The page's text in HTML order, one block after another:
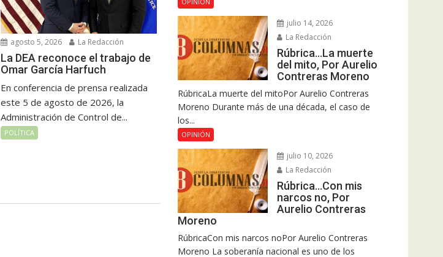
agosto 5, 2026 La Redacción
La DEA reconoce el trabajo de
Omar García Harfuch
En conferencia de prensa realizada
este 5 de agosto de 2026, la
Administración de Control de...
POLÍTICA
julio 14, 2026
La Redacción
Rúbrica…La muerte
del mito, Por Aurelio
Contreras Moreno
RúbricaLa muerte del mitoPor Aurelio Contreras
Moreno Durante más de una década, el caso de
los...
OPINIÓN
julio 10, 2026
La Redacción
Rúbrica…Con mis
narcos no, Por
Aurelio Contreras
Moreno
RúbricaCon mis narcos noPor Aurelio Contreras
Moreno La soberanía nacional es uno de los